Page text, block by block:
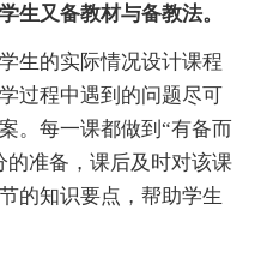
又备教材与备教法。
的实际情况设计课程
过程中遇到的问题尽可
。每一课都做到“有备而
的准备，课后及时对该课
的知识要点，帮助学生